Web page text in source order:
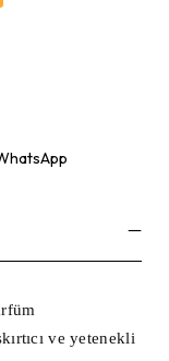
ve yetenekli